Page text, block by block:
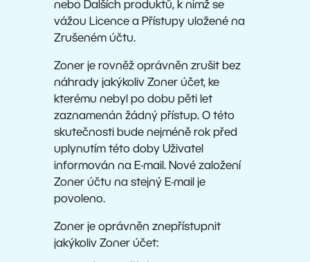
nebo Dalších produktů, k nimž se
vážou Licence a Přístupy uložené na
Zrušeném účtu.
Zoner je rovněž oprávněn zrušit bez
náhrady jakýkoliv Zoner účet, ke
kterému nebyl po dobu pěti let
zaznamenán žádný přístup. O této
skutečnosti bude nejméně rok před
uplynutím této doby Uživatel
informován na E-mail. Nové založení
Zoner účtu na stejný E-mail je
povoleno.
Zoner je oprávněn znepřístupnit
jakýkoliv Zoner účet: